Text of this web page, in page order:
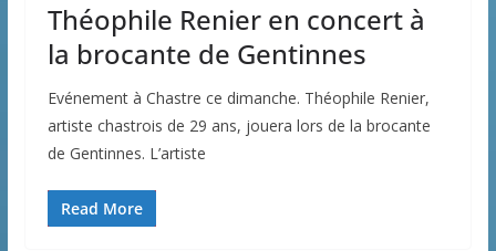
Théophile Renier en concert à
la brocante de Gentinnes
Evénement à Chastre ce dimanche. Théophile Renier,
artiste chastrois de 29 ans, jouera lors de la brocante
de Gentinnes. L’artiste
Read More